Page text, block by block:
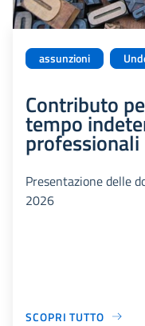
assunzioni
Contributo
tempo
Presentazione delle
2026
SCOPRI TUTTO